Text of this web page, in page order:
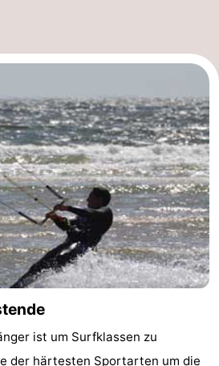
ist um Surfklassen zu
der härtesten Sportarten um die